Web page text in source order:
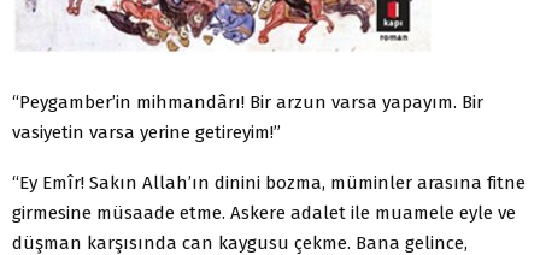
“Peygamber’in mihmandârı! Bir arzun varsa yapayım. Bir
vasiyetin varsa yerine getireyim!”
“Ey Emîr! Sakın Allah’ın dinini bozma, müminler arasına fitne
girmesine müsaade etme. Askere adalet ile muamele eyle ve
düşman karşısında can kaygusu çekme. Bana gelince,